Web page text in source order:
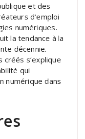
et des
d’emploi
numériques.
la tendance à la
décennie.
créés s’explique
qui
numérique dans